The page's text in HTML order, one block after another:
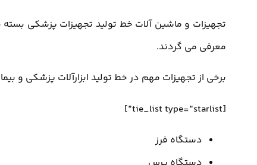
تجهیزات و ماشین آلات خط تولید تجهیزات پزشکی
معرفی می گردند.
برخی از تجهیزات مهم در خط تولید ابزارآلات پزشکی و
[tie_list type=”starlist”]
دستگاه فرز